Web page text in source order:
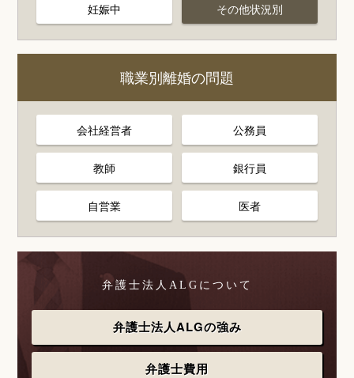
妊娠中 その他状況別
職業別離婚の問題
会社経営者 公務員
教師 銀行員
自営業 医者
弁護士法人ALGについて
弁護士法人ALGの強み
弁護士費用